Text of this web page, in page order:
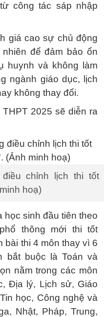
công tác sáp nhập
giá cao sự chủ động
để đảm bảo ổn
huynh và không làm
ngành giáo dục, lịch
không thay đổi.
2025 sẽ diễn ra
điều chỉnh lịch thi tốt
hoạ)
học sinh đầu tiên theo
thông mới thi tốt
bài thi 4 môn thay vì 6
bắt buộc là Toán và
nằm trong các môn
Địa lý, Lịch sử, Giáo
học, Công nghệ và
Nhật, Pháp, Trung,